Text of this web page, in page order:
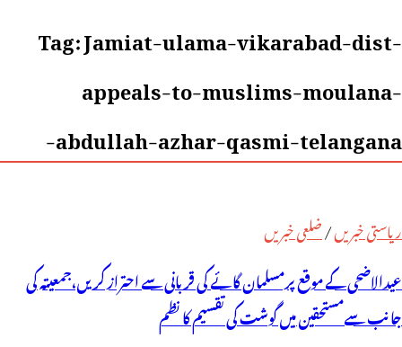
Tag:Jamiat-ulama-vikarabad-dist-
appeals-to-muslims-moulana-
abdullah-azhar-qasmi-telangana-
ریاستی خبریں/ضلعی خبریں
عیدالاضحی کے موقع پرمسلمان گائے کی قربانی سے احتراز کریں،جمعیتہ کی
جانب سےمستحقین میں گوشت کی تقسیم کا نظم